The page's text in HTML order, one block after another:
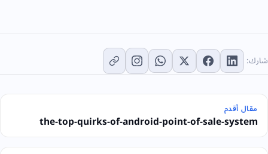
شارك:
مقال أقدم
the-top-quirks-of-android-point-of-sale-system